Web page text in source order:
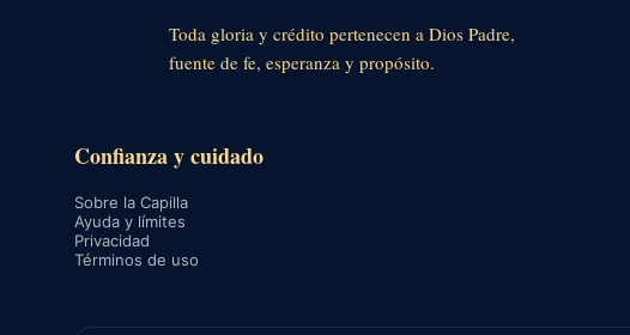
Toda gloria y crédito pertenecen a Dios Padre,
fuente de fe, esperanza y propósito.
Confianza y cuidado
Sobre la Capilla
Ayuda y límites
Privacidad
Términos de uso